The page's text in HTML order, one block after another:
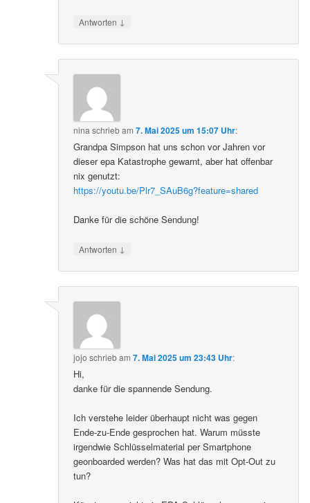
Antworten ↓
nina schriebam7. Mai 2025 um 15:07 Uhr:
Grandpa Simpson hat uns schon vor Jahren vor
dieser epa Katastrophe gewarnt, aber hat offenbar
nix genutzt:
https://youtu.be/Plr7_SAuB6g?feature=shared
Danke für die schöne Sendung!
Antworten ↓
jojo schriebam7. Mai 2025 um 23:43 Uhr:
Hi,
danke für die spannende Sendung.
Ich verstehe leider überhaupt nicht was gegen
Ende-zu-Ende gesprochen hat. Warum müsste
irgendwie Schlüsselmaterial per Smartphone
geonboarded werden? Was hat das mit Opt-Out zu
tun?